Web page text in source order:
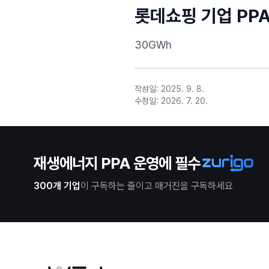
롯데쇼핑 기업
30GWh
작성일: 2025. 9. 8.
수정일: 2026. 7. 20.
재생에너지 PPA 운영에 필수
300개 기업이 구독하는 줄이고 매거진을 구독하세요